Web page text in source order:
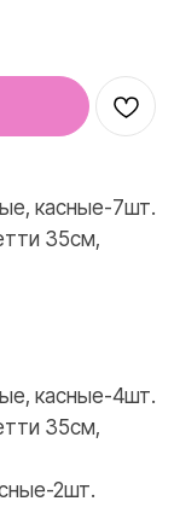
касные-7шт.
35см,
касные-4шт.
35см,
2шт.